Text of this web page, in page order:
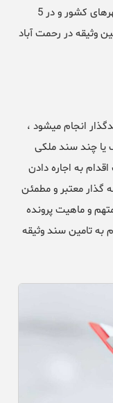
حقوقی تهران بزرگ در تمامی استان ها و شهرهای کشور و در 5
وثیقه در رحمت آباد
انجام میشود ،
چند سند ملکی
به اجاره دادن
گذار معتبر و مطمئن
و ماهیت پرونده
به تامین سند وثیقه